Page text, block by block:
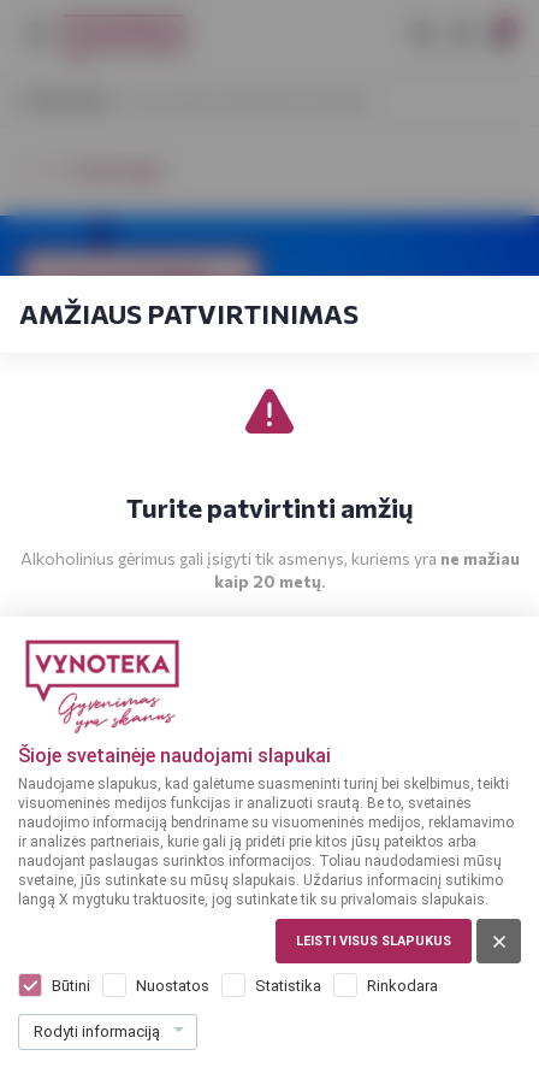
Šioje svetainėje naudojami slapukai
Naudojame slapukus, kad galėtume suasmeninti turinį bei skelbimus, teikti
visuomeninės medijos funkcijas ir analizuoti srautą. Be to, svetainės
naudojimo informaciją bendriname su visuomeninės medijos, reklamavimo
ir analizės partneriais, kurie gali ją pridėti prie kitos jūsų pateiktos arba
naudojant paslaugas surinktos informacijos. Toliau naudodamiesi mūsų
svetaine, jūs sutinkate su mūsų slapukais. Uždarius informacinį sutikimo
langą X mygtuku traktuosite, jog sutinkate tik su privalomais slapukais.
LEISTI VISUS SLAPUKUS
Būtini Nuostatos Statistika Rinkodara
Rodyti informaciją
AMŽIAUS PATVIRTINIMAS
Turite patvirtinti amžių
Alkoholinius gėrimus gali įsigyti tik asmenys, kuriems yra ne mažiau
kaip 20 metų.
Kokteiliai 2019-09-30
Kruvinasis Halloween kokteilis
Šiam receptui paruošti jums reikės:
100 ml.
obuolių sulčių
150 ml.toniko